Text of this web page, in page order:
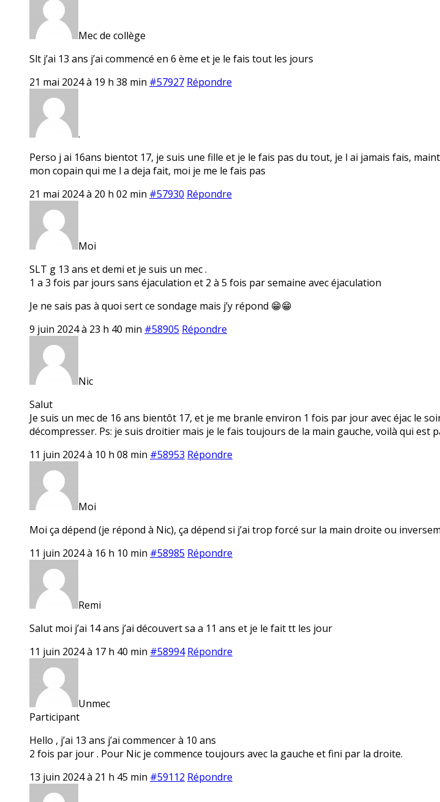
Mec de collège
Slt j’ai 13 ans j’ai commencé en 6 ème et je le fais tout les jours
21 mai 2024 à 19 h 38 min #57927 Répondre
.
Perso j ai 16ans bientot 17, je suis une fille et je le fais pas du tout, je l ai jamais fais,
mon copain qui me l a deja fait, moi je me le fais pas
21 mai 2024 à 20 h 02 min #57930 Répondre
Moi
SLT g 13 ans et demi et je suis un mec .
1 a 3 fois par jours sans éjaculation et 2 à 5 fois par semaine avec éjaculation
Je ne sais pas à quoi sert ce sondage mais j’y répond 😁😁
9 juin 2024 à 23 h 40 min #58905 Répondre
Nic
Salut
Je suis un mec de 16 ans bientôt 17, et je me branle environ 1 fois par jour avec éjac le
décompresser. Ps: je suis droitier mais je le fais toujours de la main gauche, voilà qui est
11 juin 2024 à 10 h 08 min #58953 Répondre
Moi
Moi ça dépend (je répond à Nic), ça dépend si j’ai trop forcé sur la main droite ou
11 juin 2024 à 16 h 10 min #58985 Répondre
Remi
Salut moi j’ai 14 ans j’ai découvert sa a 11 ans et je le fait tt les jour
11 juin 2024 à 17 h 40 min #58994 Répondre
Unmec
Participant
Hello , j’ai 13 ans j’ai commencer à 10 ans
2 fois par jour . Pour Nic je commence toujours avec la gauche et fini par la droite.
13 juin 2024 à 21 h 45 min #59112 Répondre